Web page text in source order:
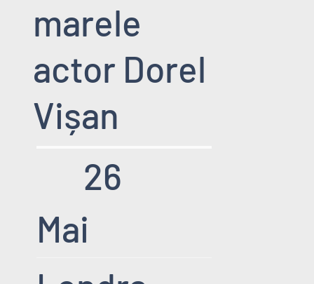
marele
actor Dorel
Vișan
26
Mai